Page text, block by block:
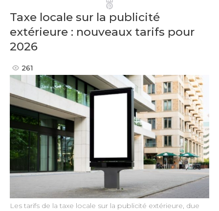
Pinterest
Taxe locale sur la publicité
extérieure : nouveaux tarifs pour
2026
261
Les tarifs de la taxe locale sur la publicité extérieure, due